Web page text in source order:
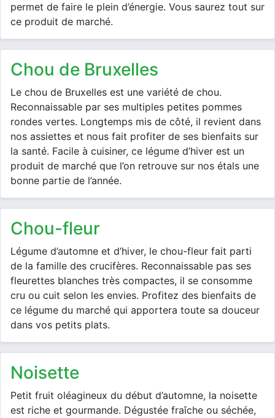
permet de faire le plein d’énergie. Vous saurez tout sur
ce produit de marché.
chou de Bruxelles
Le chou de Bruxelles est une variété de chou.
Reconnaissable par ses multiples petites pommes
rondes vertes. Longtemps mis de côté, il revient dans
nos assiettes et nous fait profiter de ses bienfaits sur
la santé. Facile à cuisiner, ce légume d’hiver est un
produit de marché que l’on retrouve sur nos étals une
bonne partie de l’année.
chou-fleur
Légume d’automne et d’hiver, le chou-fleur fait parti
de la famille des crucifères. Reconnaissable pas ses
fleurettes blanches très compactes, il se consomme
cru ou cuit selon les envies. Profitez des bienfaits de
ce légume du marché qui apportera toute sa douceur
dans vos petits plats.
noisette
Petit fruit oléagineux du début d’automne, la noisette
est riche et gourmande. Dégustée fraîche ou séchée,